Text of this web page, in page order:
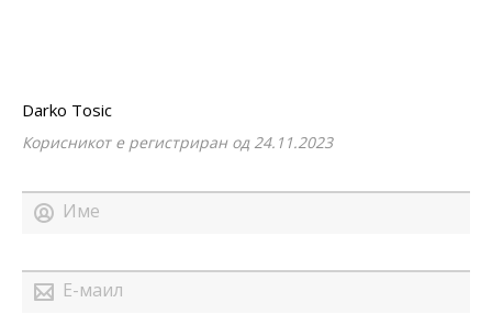
Darko Tosic
Корисникот е регистриран од 24.11.2023